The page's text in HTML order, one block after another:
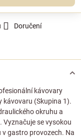
Doručení
kávovary
kávovaru (Skupina 1).
okruhu a
Vyznačuje se vysokou
gastro provozech. Na